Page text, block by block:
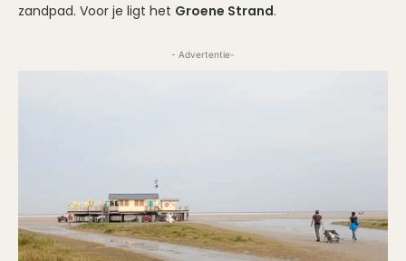
zandpad. Voor je ligt het Groene Strand.
- Advertentie-